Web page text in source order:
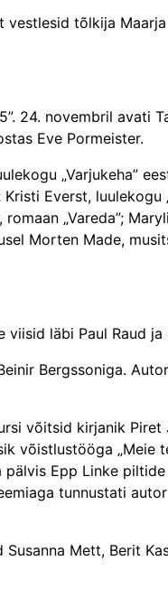
vestlesid tõlkija
24. novembril avati
Eve Pormeister.
„Varjukeha”
Everst, luulekogu
„Vareda”;
Morten Made,
läbi Paul Raud ja
Bergssoniga.
võitsid kirjanik
võistlustööga „Meie
pälvis Epp Linke
tunnustati
Mett, Berit